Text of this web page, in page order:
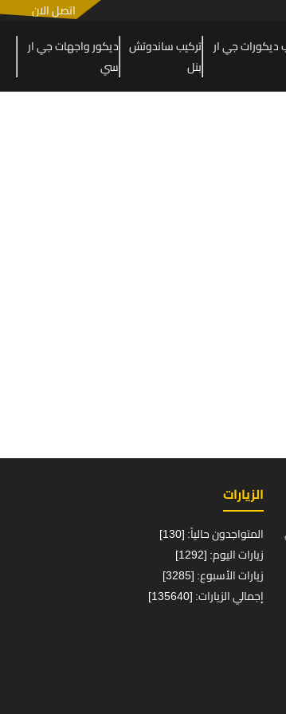
اتصل الان
ديكورات جي ار
تركيب ساندوتش
بنل
ديكور واجهات جي ار
سي
الزيارات
المتواجدون حالياً: [130]
زيارات اليوم: [1292]
زيارات الأسبوع: [3285]
إجمالي الزيارات: [135640]